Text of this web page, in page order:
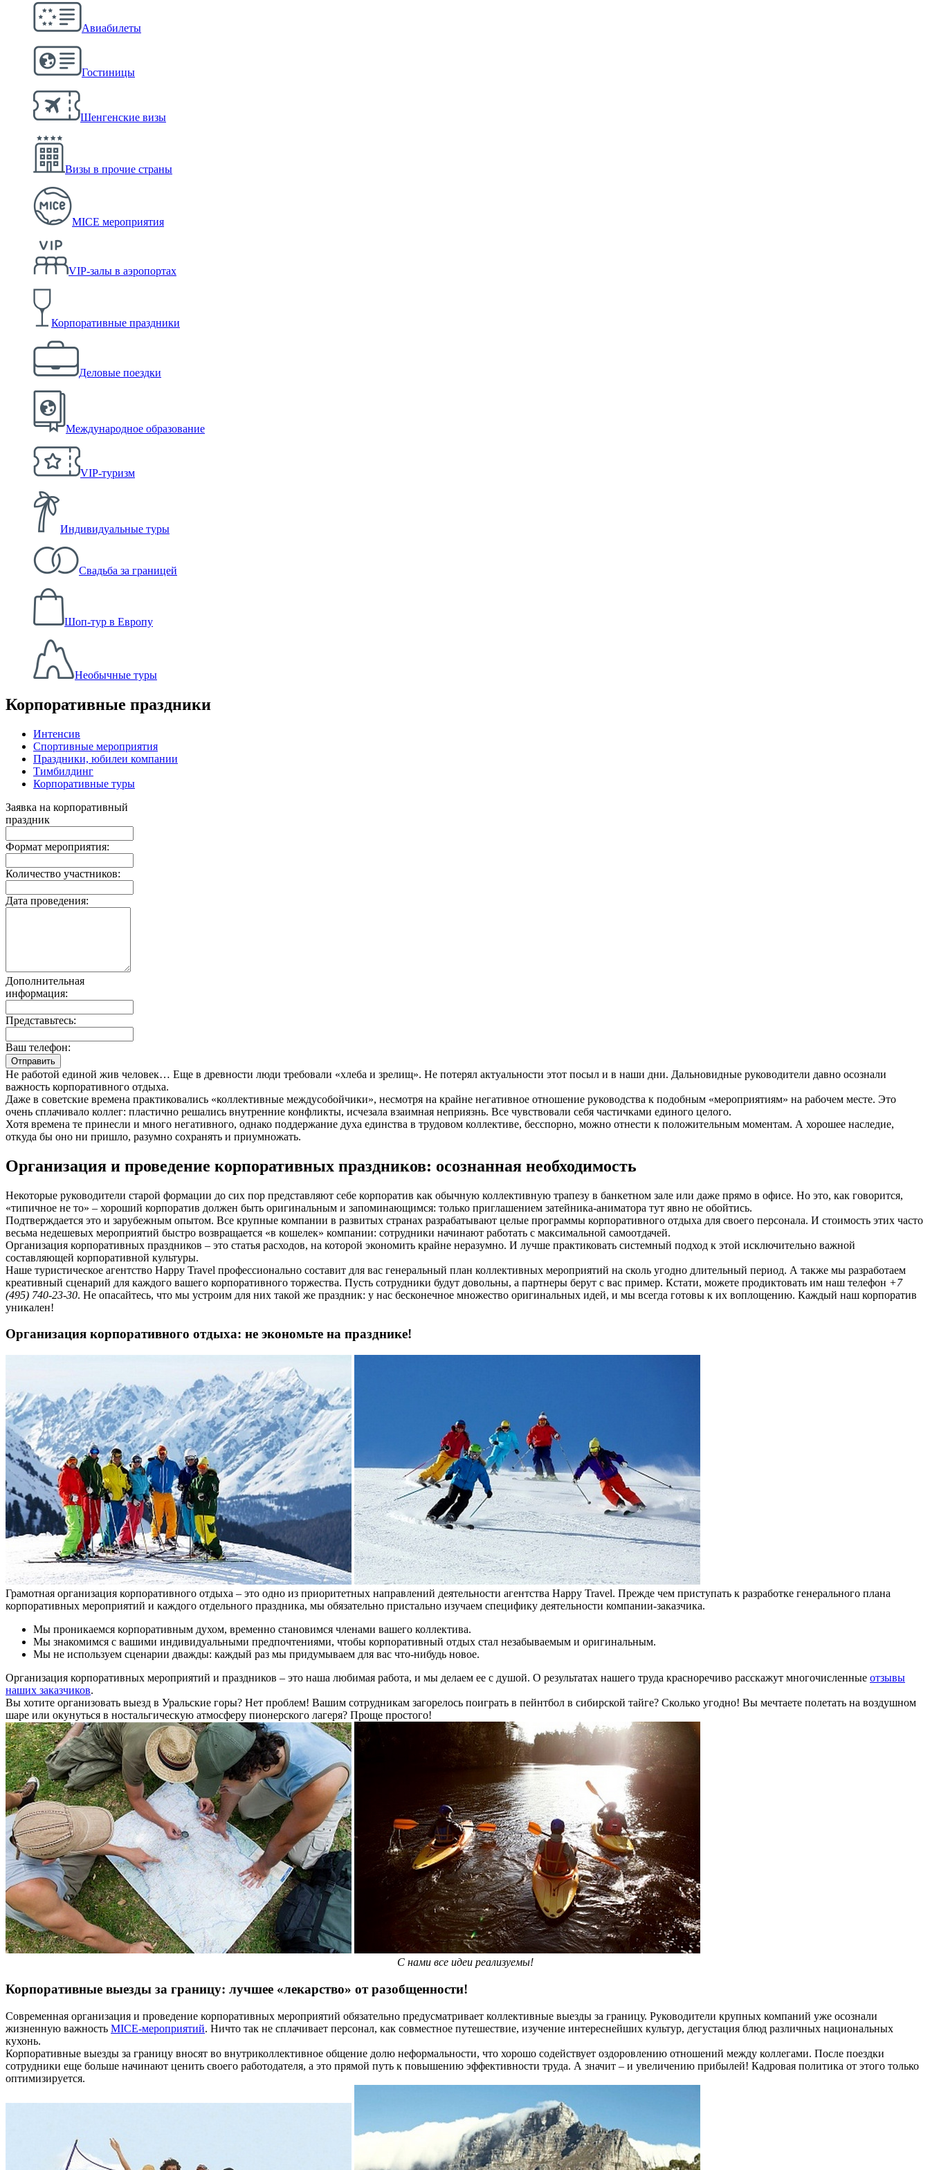
Авиабилеты
Гостиницы
Шенгенские визы
Визы в прочие страны
MICE мероприятия
VIP-залы в аэропортах
Корпоративные праздники
Деловые поездки
Международное образование
VIP-туризм
Индивидуальные туры
Свадьба за границей
Шоп-тур в Европу
Необычные туры
Корпоративные праздники
Интенсив
Спортивные мероприятия
Праздники, юбилеи компании
Тимбилдинг
Корпоративные туры
Заявка на корпоративный
праздник
Формат мероприятия:
Количество участников:
Дата проведения:
Дополнительная
информация:
Представьтесь:
Ваш телефон:
Не работой единой жив человек… Еще в древности люди требовали «хлеба и зрелищ». Не потерял актуальности этот посыл и в наши дни. Дальновидные руководители давно осознали
важность корпоративного отдыха.
Даже в советские времена практиковались «коллективные междусобойчики», несмотря на крайне негативное отношение руководства к подобным «мероприятиям» на рабочем месте. Это
очень сплачивало коллег: пластично решались внутренние конфликты, исчезала взаимная неприязнь. Все чувствовали себя частичками единого целого.
Хотя времена те принесли и много негативного, однако поддержание духа единства в трудовом коллективе, бесспорно, можно отнести к положительным моментам. А хорошее наследие,
откуда бы оно ни пришло, разумно сохранять и приумножать.
Организация и проведение корпоративных праздников: осознанная необходимость
Некоторые руководители старой формации до сих пор представляют себе корпоратив как обычную коллективную трапезу в банкетном зале или даже прямо в офисе. Но это, как говорится,
«типичное не то» – хороший корпоратив должен быть оригинальным и запоминающимся: только приглашением затейника-аниматора тут явно не обойтись.
Подтверждается это и зарубежным опытом. Все крупные компании в развитых странах разрабатывают целые программы корпоративного отдыха для своего персонала. И стоимость этих часто
весьма недешевых мероприятий быстро возвращается «в кошелек» компании: сотрудники начинают работать с максимальной самоотдачей.
Организация корпоративных праздников – это статья расходов, на которой экономить крайне неразумно. И лучше практиковать системный подход к этой исключительно важной
составляющей корпоративной культуры.
Наше туристическое агентство Happy Travel профессионально составит для вас генеральный план коллективных мероприятий на сколь угодно длительный период. А также мы разработаем
креативный сценарий для каждого вашего корпоративного торжества. Пусть сотрудники будут довольны, а партнеры берут с вас пример. Кстати, можете продиктовать им наш телефон +7
(495) 740-23-30. Не опасайтесь, что мы устроим для них такой же праздник: у нас бесконечное множество оригинальных идей, и мы всегда готовы к их воплощению. Каждый наш корпоратив
уникален!
Организация корпоративного отдыха: не экономьте на празднике!
Грамотная организация корпоративного отдыха – это одно из приоритетных направлений деятельности агентства Happy Travel. Прежде чем приступать к разработке генерального плана
корпоративных мероприятий и каждого отдельного праздника, мы обязательно пристально изучаем специфику деятельности компании-заказчика.
Мы проникаемся корпоративным духом, временно становимся членами вашего коллектива.
Мы знакомимся с вашими индивидуальными предпочтениями, чтобы корпоративный отдых стал незабываемым и оригинальным.
Мы не используем сценарии дважды: каждый раз мы придумываем для вас что-нибудь новое.
Организация корпоративных мероприятий и праздников – это наша любимая работа, и мы делаем ее с душой. О результатах нашего труда красноречиво расскажут многочисленные отзывы
наших заказчиков.
Вы хотите организовать выезд в Уральские горы? Нет проблем! Вашим сотрудникам загорелось поиграть в пейнтбол в сибирской тайге? Сколько угодно! Вы мечтаете полетать на воздушном
шаре или окунуться в ностальгическую атмосферу пионерского лагеря? Проще простого!
С нами все идеи реализуемы!
Корпоративные выезды за границу: лучшее «лекарство» от разобщенности!
Современная организация и проведение корпоративных мероприятий обязательно предусматривает коллективные выезды за границу. Руководители крупных компаний уже осознали
жизненную важность MICE-мероприятий. Ничто так не сплачивает персонал, как совместное путешествие, изучение интереснейших культур, дегустация блюд различных национальных
кухонь.
Корпоративные выезды за границу вносят во внутриколлективное общение долю неформальности, что хорошо содействует оздоровлению отношений между коллегами. После поездки
сотрудники еще больше начинают ценить своего работодателя, а это прямой путь к повышению эффективности труда. А значит – и увеличению прибылей! Кадровая политика от этого только
оптимизируется.